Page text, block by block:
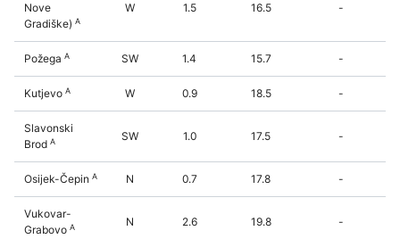
Nove
Gradiške) A
W 1.5 16.5 -
Požega A SW 1.4 15.7 -
Kutjevo A W 0.9 18.5 -
Slavonski
Brod A SW 1.0 17.5 -
Osijek-Čepin A N 0.7 17.8 -
Vukovar-
Grabovo A N 2.6 19.8 -